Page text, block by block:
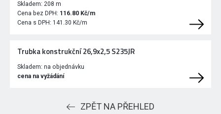
Skladem: 208 m
Cena bez DPH: 116.80 Kč/m
Cena s DPH: 141.30 Kč/m
Trubka konstrukční 26,9x2,5 S235JR
Skladem: na objednávku
cena na vyžádání
ZPĚT NA PŘEHLED